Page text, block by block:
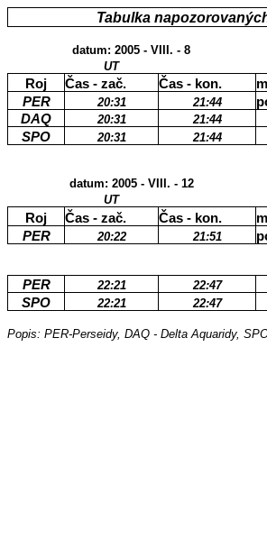
Tabulka
datum: 2005 - VIII. - 8
UT
Roj Čas - zač. Čas - kon.
PER 20:31 21:44
DAQ
20:31 21:44
SPO 20:31 21:44
datum: 2005 - VIII. - 12
UT
Roj Čas - zač. Čas - kon.
PER
20:22 21:51
PER 22:21 22:47
SPO 22:21 22:47
Popis: PER-Perseidy, DAQ - Delta Aquaridy,